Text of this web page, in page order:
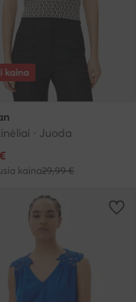
kaina
· Juoda
kaina
€
kaina29,99 €